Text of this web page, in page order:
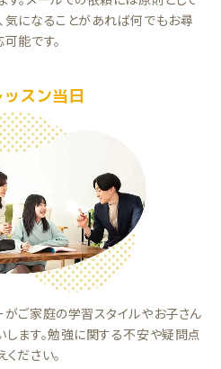
気になることがあれば何でもお尋
能です。
スン当日
ご家庭の学習スタイルやお子さん
ます。勉強に関する不安や疑問点
ださい。